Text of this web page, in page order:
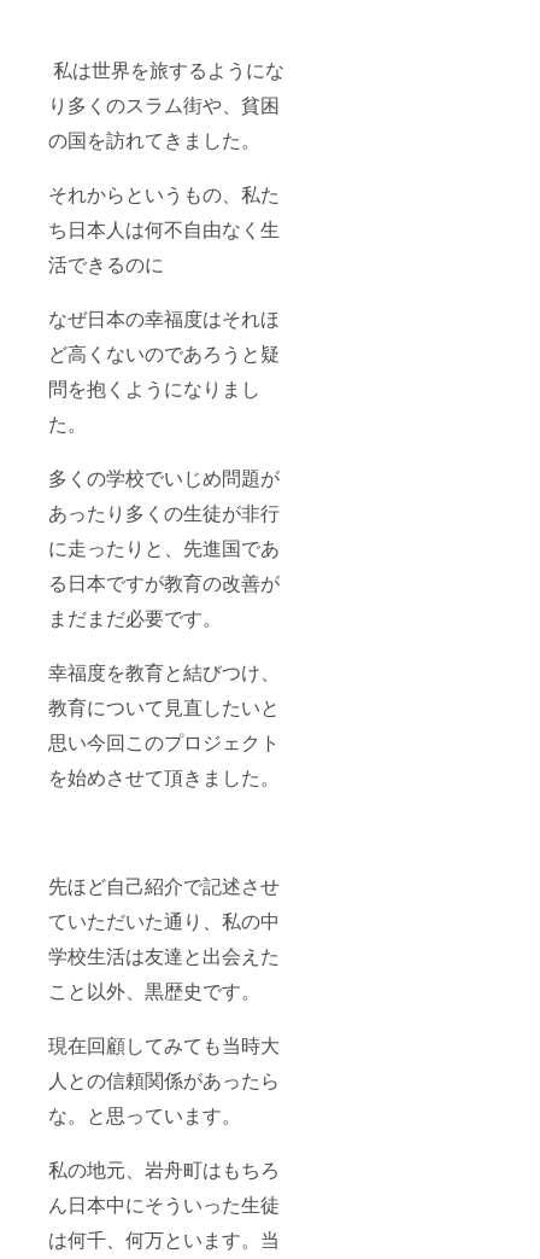
私は世界を旅するようにな
り多くのスラム街や、貧困
の国を訪れてきました。
それからというもの、私た
ち日本人は何不自由なく生
活できるのに
なぜ日本の幸福度はそれほ
ど高くないのであろうと疑
問を抱くようになりまし
た。
多くの学校でいじめ問題が
あったり多くの生徒が非行
に走ったりと、先進国であ
る日本ですが教育の改善が
まだまだ必要です。
幸福度を教育と結びつけ、
教育について見直したいと
思い今回このプロジェクト
を始めさせて頂きました。
先ほど自己紹介で記述させ
ていただいた通り、私の中
学校生活は友達と出会えた
こと以外、黒歴史です。
現在回顧してみても当時大
人との信頼関係があったら
な。と思っています。
私の地元、岩舟町はもちろ
ん日本中にそういった生徒
は何千、何万といます。当